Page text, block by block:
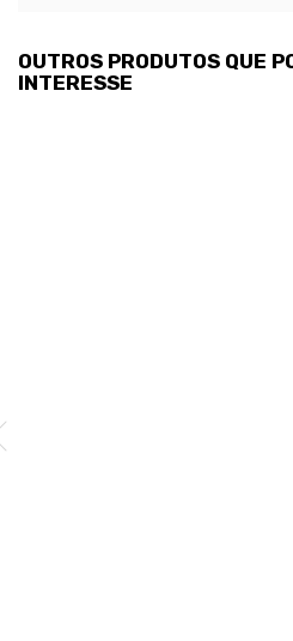
OUTROS PRODUTOS QUE
INTERESSE